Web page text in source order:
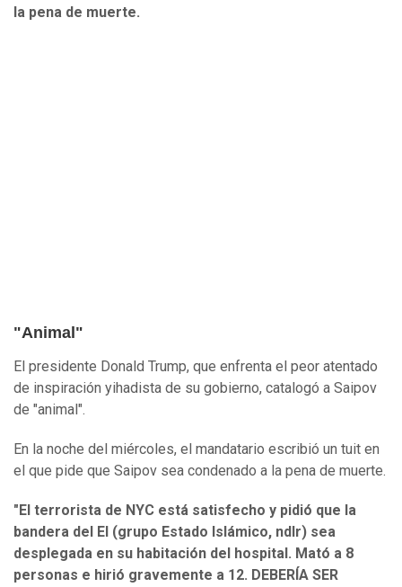
la pena de muerte.
"Animal"
El presidente Donald Trump, que enfrenta el peor atentado
de inspiración yihadista de su gobierno, catalogó a Saipov
de "animal".
En la noche del miércoles, el mandatario escribió un tuit en
el que pide que Saipov sea condenado a la pena de muerte.
"El terrorista de NYC está satisfecho y pidió que la
bandera del EI (grupo Estado Islámico, ndlr) sea
desplegada en su habitación del hospital. Mató a 8
personas e hirió gravemente a 12. DEBERÍA SER